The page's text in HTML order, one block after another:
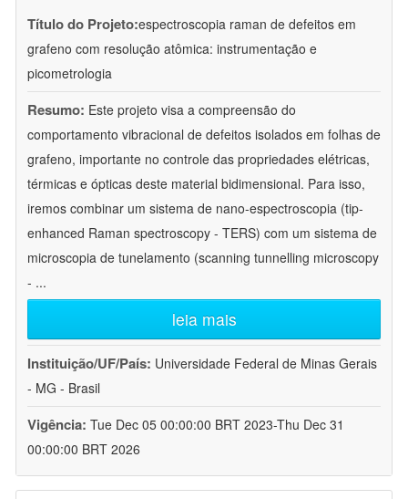
Título do Projeto:espectroscopia raman de defeitos em
grafeno com resolução atômica: instrumentação e
picometrologia
Resumo: Este projeto visa a compreensão do
comportamento vibracional de defeitos isolados em folhas de
grafeno, importante no controle das propriedades elétricas,
térmicas e ópticas deste material bidimensional. Para isso,
iremos combinar um sistema de nano-espectroscopia (tip-
enhanced Raman spectroscopy - TERS) com um sistema de
microscopia de tunelamento (scanning tunnelling microscopy
- ...
leia mais
Instituição/UF/País: Universidade Federal de Minas Gerais
- MG - Brasil
Vigência: Tue Dec 05 00:00:00 BRT 2023-Thu Dec 31
00:00:00 BRT 2026